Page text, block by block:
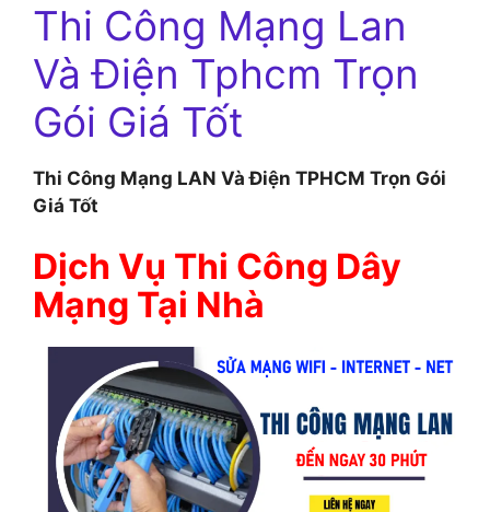
Thi Công Mạng Lan
Và Điện Tphcm Trọn
Gói Giá Tốt
Thi Công Mạng LAN Và Điện TPHCM Trọn Gói
Giá Tốt
Dịch Vụ Thi Công Dây
Mạng Tại Nhà